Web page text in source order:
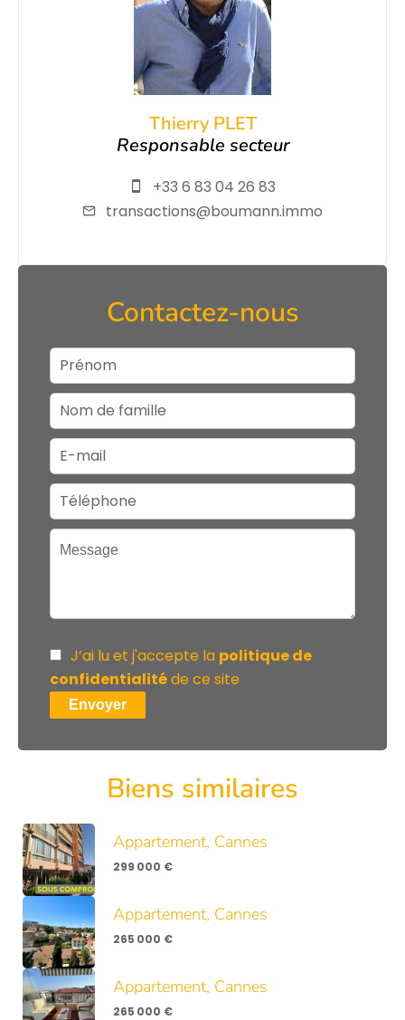
Thierry PLET
Responsable secteur
+33 6 83 04 26 83
transactions@boumann.immo
Contactez-nous
J’ai lu et j'accepte la politique de
confidentialitéde ce site
Envoyer
Biens similaires
Appartement, Cannes
299 000 €
Appartement, Cannes
265 000 €
Appartement, Cannes
265 000 €